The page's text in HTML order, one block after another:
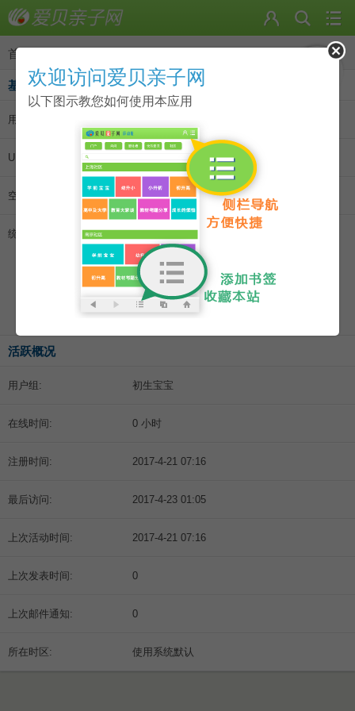
首页
基本资料
用户名:
UID:
空间访问量: 501
统计信息:
主题数 0
回帖数 1
好友数 0
记录数 0
日志数 0
活跃概况
用户组: 初生宝宝
在线时间: 0 小时
注册时间: 2017-4-21 07:16
最后访问: 2017-4-23 01:05
上次活动时间: 2017-4-21 07:16
上次发表时间: 0
上次邮件通知: 0
所在时区: 使用系统默认
欢迎访问爱贝亲子网
以下图示教您如何使用本应用